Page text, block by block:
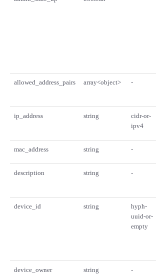
allowed_address_pairs array<object> -
ip_address string
cidr-or-
ipv4
mac_address string -
description string -
device_id string
hyph-
uuid-or-
empty
device_owner string -